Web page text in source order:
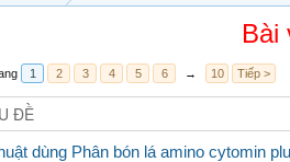
Bài
1 2 3 4 5 6 → 10 Tiếp >
ĐỀ
dùng Phân bón lá amino cytomin